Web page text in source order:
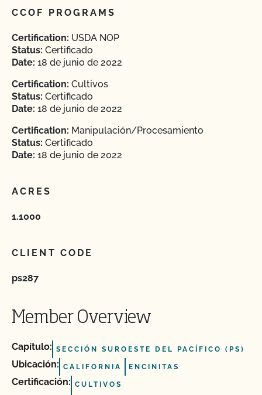
CCOF PROGRAMS
Certification: USDA NOP
Status: Certificado
Date: 18 de junio de 2022
Certification: Cultivos
Status: Certificado
Date: 18 de junio de 2022
Certification: Manipulación/Procesamiento
Status: Certificado
Date: 18 de junio de 2022
ACRES
1.1000
CLIENT CODE
ps287
Member Overview
Capítulo: SECCIÓN SUROESTE DEL PACÍFICO (PS)
Ubicación: CALIFORNIA ENCINITAS
Certificación: CULTIVOS